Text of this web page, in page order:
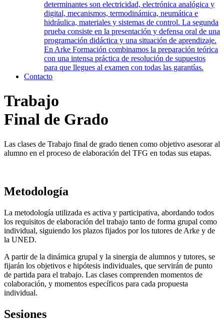
determinantes son electricidad, electrónica analógica y
digital, mecanismos, termodinámica, neumática e
hidráulica, materiales y sistemas de control. La segunda
prueba consiste en la presentación y defensa oral de una
programación didáctica y una situación de aprendizaje.
En Arke Formación combinamos la preparación teórica
con una intensa práctica de resolución de supuestos
para que llegues al examen con todas las garantías.
Contacto
Trabajo
Final de Grado
Las clases de Trabajo final de grado tienen como objetivo asesorar al
alumno en el proceso de elaboración del TFG en todas sus etapas.
Metodología
La metodología utilizada es activa y participativa, abordando todos
los requisitos de elaboración del trabajo tanto de forma grupal como
individual, siguiendo los plazos fijados por los tutores de Arke y de
la UNED.
A partir de la dinámica grupal y la sinergia de alumnos y tutores, se
fijarán los objetivos e hipótesis individuales, que servirán de punto
de partida para el trabajo. Las clases comprenden momentos de
colaboración, y momentos específicos para cada propuesta
individual.
Sesiones